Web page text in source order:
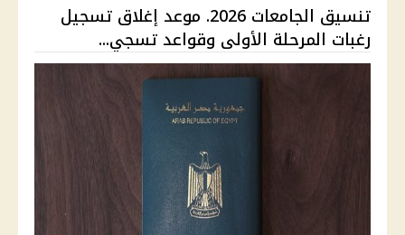
تنسيق الجامعات 2026. موعد إغلاق تسجيل
رغبات المرحلة الأولى وقواعد تسجي...